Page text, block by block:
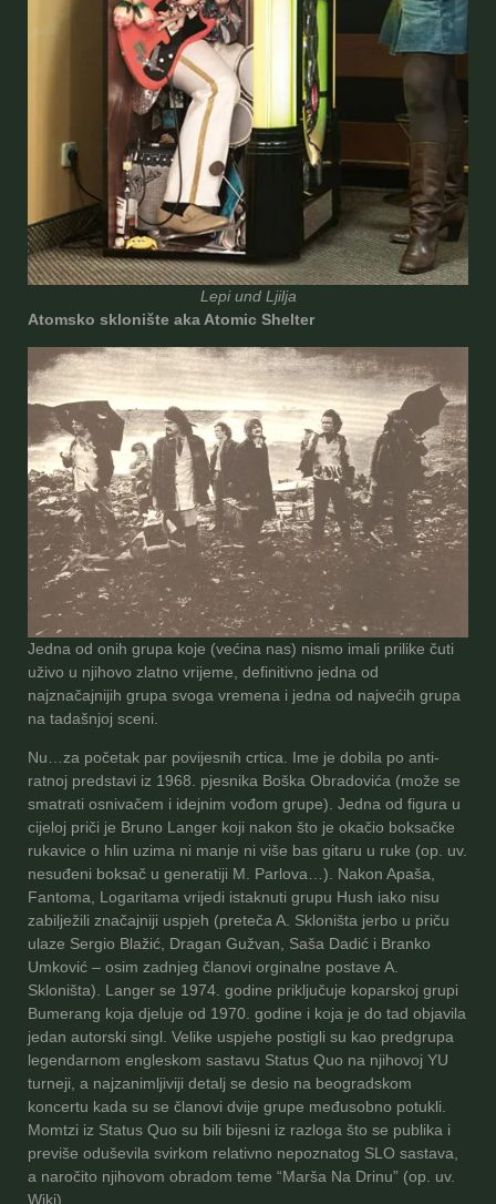
Lepi und Ljilja
Atomsko sklonište aka Atomic Shelter
Jedna od onih grupa koje (većina nas) nismo imali prilike čuti
uživo u njihovo zlatno vrijeme, definitivno jedna od
najznačajnijih grupa svoga vremena i jedna od najvećih grupa
na tadašnjoj sceni.
Nu…za početak par povijesnih crtica. Ime je dobila po anti-
ratnoj predstavi iz 1968. pjesnika Boška Obradovića (može se
smatrati osnivačem i idejnim vođom grupe). Jedna od figura u
cijeloj priči je Bruno Langer koji nakon što je okačio boksačke
rukavice o hlin uzima ni manje ni više bas gitaru u ruke (op. uv.
nesuđeni boksač u generatiji M. Parlova…). Nakon Apaša,
Fantoma, Logaritama vrijedi istaknuti grupu Hush iako nisu
zabilježili značajniji uspjeh (preteča A. Skloništa jerbo u priču
ulaze Sergio Blažić, Dragan Gužvan, Saša Dadić i Branko
Umković – osim zadnjeg članovi orginalne postave A.
Skloništa). Langer se 1974. godine priključuje koparskoj grupi
Bumerang koja djeluje od 1970. godine i koja je do tad objavila
jedan autorski singl. Velike uspjehe postigli su kao predgrupa
legendarnom engleskom sastavu Status Quo na njihovoj YU
turneji, a najzanimljiviji detalj se desio na beogradskom
koncertu kada su se članovi dvije grupe međusobno potukli.
Momtzi iz Status Quo su bili bijesni iz razloga što se publika i
previše oduševila svirkom relativno nepoznatog SLO sastava,
a naročito njihovom obradom teme “Marša Na Drinu” (op. uv.
Wiki).